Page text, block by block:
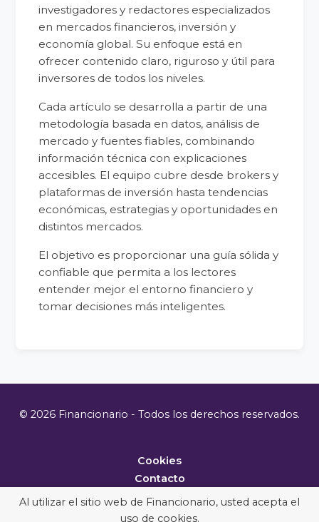
investigadores y redactores especializados
en mercados financieros, inversión y
economía global. Su enfoque está en
ofrecer contenido claro, riguroso y útil para
inversores de todos los niveles.
Cada artículo se desarrolla a partir de una
metodología basada en datos, análisis de
mercado y fuentes fiables, combinando
información técnica con explicaciones
accesibles. El equipo cubre desde brokers y
plataformas de inversión hasta tendencias
económicas, estrategias y oportunidades en
distintos mercados.
El objetivo es proporcionar una guía sólida y
confiable que permita a los lectores
entender mejor el entorno financiero y
tomar decisiones más inteligentes.
© 2026 Financionario - Todos los derechos reservados.
Cookies
Contacto
Metodología
Al utilizar el sitio web de Financionario, usted acepta el
uso de cookies.